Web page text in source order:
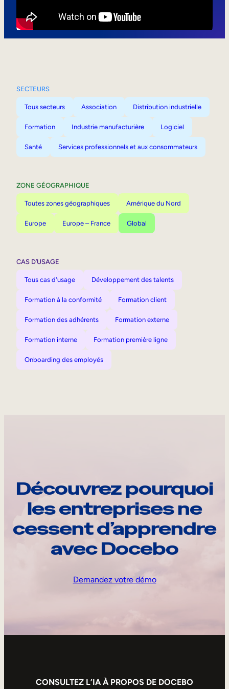
SECTEURS
Tous secteurs Association Distribution industrielle
Formation Industrie manufacturière Logiciel
Santé Services professionnels et aux consommateurs
ZONE GÉOGRAPHIQUE
Toutes zones géographiques Amérique du Nord
Europe Europe – France Global
CAS D’USAGE
Tous cas d'usage Développement des talents
Formation à la conformité Formation client
Formation des adhérents Formation externe
Formation interne Formation première ligne
Onboarding des employés
Découvrez pourquoi
les entreprises ne
cessent d’apprendre
avec Docebo
Demandez votre démo
CONSULTEZ L’IA À PROPOS DE DOCEBO